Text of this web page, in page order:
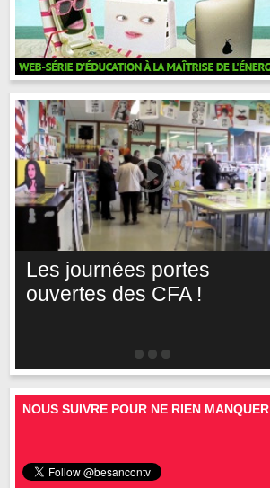
Les journées portes
ouvertes des CFA !
NOUS SUIVRE POUR NE RIEN MANQUER